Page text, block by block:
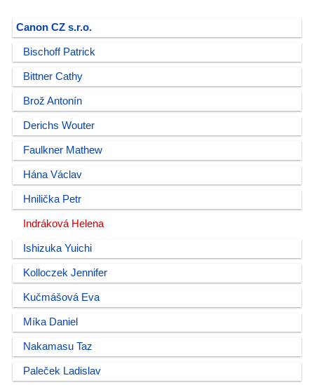
Canon CZ s.r.o.
Bischoff Patrick
Bittner Cathy
Brož Antonín
Derichs Wouter
Faulkner Mathew
Hána Václav
Hnilička Petr
Indráková Helena
Ishizuka Yuichi
Kolloczek Jennifer
Kučmášová Eva
Míka Daniel
Nakamasu Taz
Paleček Ladislav